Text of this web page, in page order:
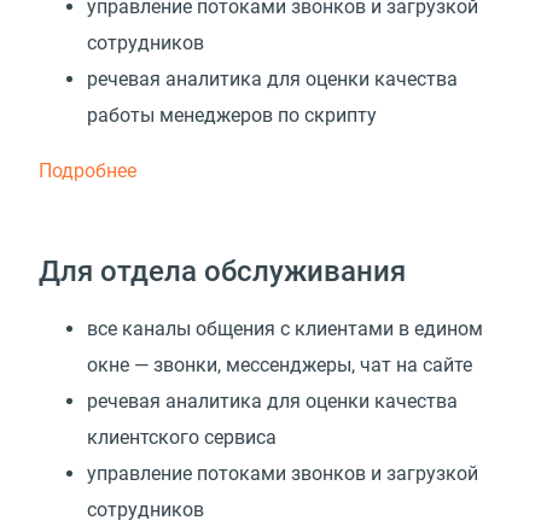
управление потоками звонков и загрузкой
сотрудников
речевая аналитика для оценки качества
работы менеджеров по скрипту
Подробнее
Для отдела обслуживания
все каналы общения с клиентами в едином
окне — звонки, мессенджеры, чат на сайте
речевая аналитика для оценки качества
клиентского сервиса
управление потоками звонков и загрузкой
сотрудников